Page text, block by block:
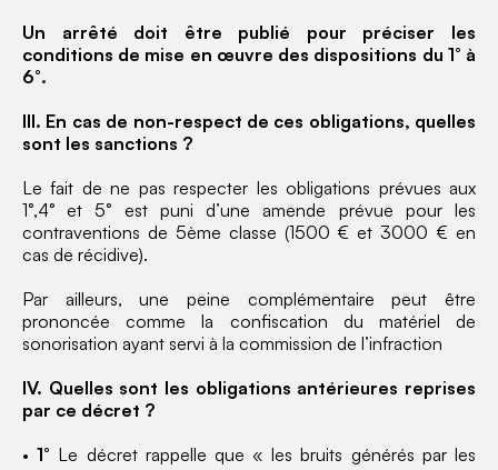
Un arrêté doit être publié pour préciser les
conditions de mise en œuvre des dispositions du 1° à
6°.
III. En cas de non-respect de ces obligations, quelles
sont les sanctions ?
Le fait de ne pas respecter les obligations prévues aux
1°,4° et 5° est puni d’une amende prévue pour les
contraventions de 5ème classe (1500 € et 3000 € en
cas de récidive).
Par ailleurs, une peine complémentaire peut être
prononcée comme la confiscation du matériel de
sonorisation ayant servi à la commission de l’infraction
IV. Quelles sont les obligations antérieures reprises
par ce décret ?
•1° Le décret rappelle que « les bruits générés par les